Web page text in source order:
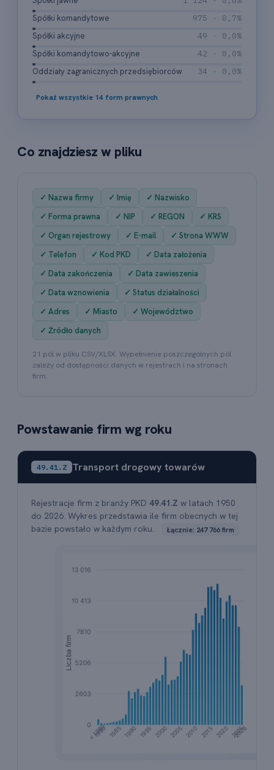
Spółki komandytowe
975 · 0,7%
Spółki akcyjne
49 · 0,0%
Spółki komandytowo-akcyjne
42 · 0,0%
Oddziały zagranicznych przedsiębiorców
34 · 0,0%
Pokaż wszystkie 14 form prawnych
Co znajdziesz w pliku
✓ Nazwa firmy ✓ Imię
✓ Nazwisko
✓ Forma prawna
✓ NIP ✓ REGON
✓ KRS
✓ Organ rejestrowy
✓ E-mail
✓ Strona WWW
✓ Telefon
✓ Kod PKD
✓ Data założenia
✓ Data zakończenia
✓ Data zawieszenia
✓ Data wznowienia
✓ Status działalności
✓ Adres
✓ Miasto
✓ Województwo
✓ Źródło danych
21 pól w pliku CSV/XLSX. Wypełnienie poszczególnych pól
zależy od dostępności danych w rejestrach i na stronach
firm.
Powstawanie firm wg roku
49.41.Z Transport drogowy towarów
Rejestracje firm z branży PKD 49.41.Z w latach 1950
do 2026. Wykres przedstawia ile firm obecnych w tej
bazie powstało w każdym roku.
Łącznie: 247 766 firm